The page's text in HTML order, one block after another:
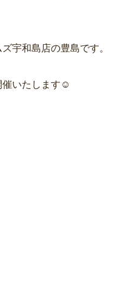
宇和島店の豊島です。
催いたします☺